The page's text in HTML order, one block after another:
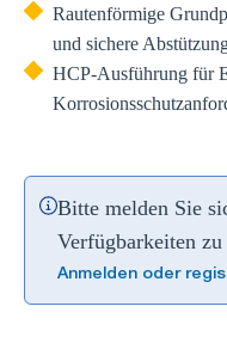
Rautenförmige
und sichere
HCP-Ausführung für
Bitte melden Sie
Verfügbarkeiten zu
Anmelden oder